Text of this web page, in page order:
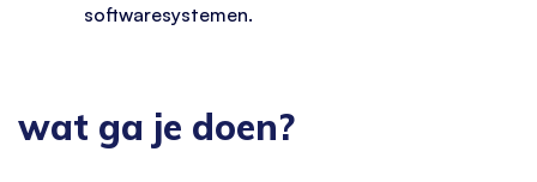
softwaresystemen.
wat ga je doen?